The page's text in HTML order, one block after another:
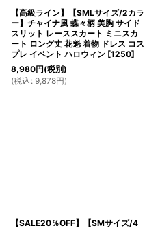
【高級ライン】【SMLサイズ/2カラ
ー】チャイナ風 蝶々柄 美胸 サイド
スリット レーススカート ミニスカ
ート ロング丈 花魁 着物 ドレス コス
プレ イベント ハロウィン [1250]
8,980円(税別)
(税込 : 9,878円)
【SALE20％OFF】【SMサイズ/4